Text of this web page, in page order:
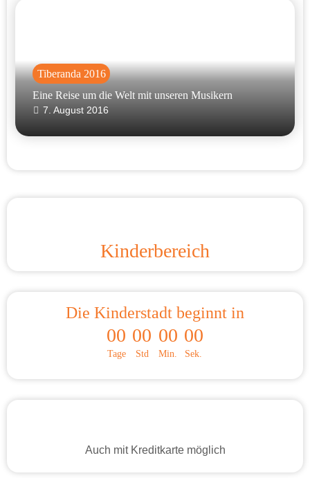
Tiberanda 2016
Eine Reise um die Welt mit unseren Musikern
7. August 2016
Kinderbereich
Die Kinderstadt beginnt in
00
Tage
00
Std
00
Min.
00
Sek.
Auch mit Kreditkarte möglich